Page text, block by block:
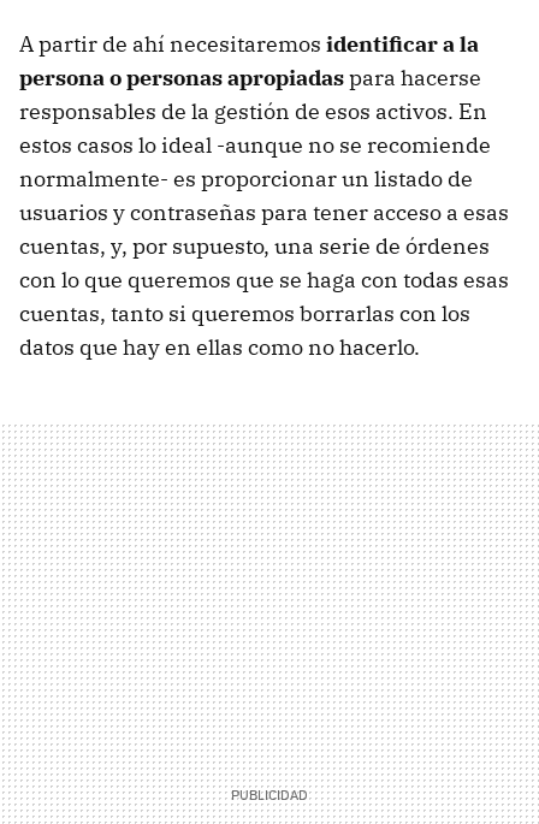
A partir de ahí necesitaremos identificar a la
persona o personas apropiadaspara hacerse
responsables de la gestión de esos activos. En
estos casos lo ideal -aunque no se recomiende
normalmente- es proporcionar un listado de
usuarios y contraseñas para tener acceso a esas
cuentas, y, por supuesto, una serie de órdenes
con lo que queremos que se haga con todas esas
cuentas, tanto si queremos borrarlas con los
datos que hay en ellas como no hacerlo.